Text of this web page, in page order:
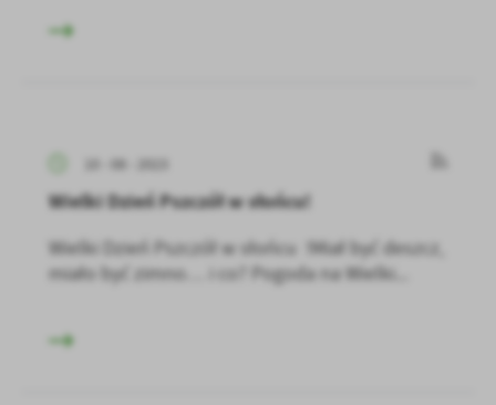
10 - 08 - 2023
Wielki Dzień Pszczół w słońcu!
Wielki Dzień Pszczół w słońcu !Miał być deszcz,
miało być zimno… i co? Pogoda na Wielki...